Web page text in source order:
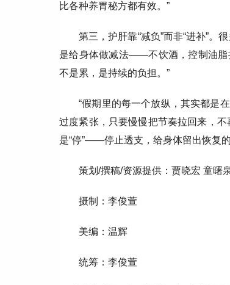
比各种养胃秘方都有效。”
第三，护肝靠“减负”而非“进补”。
是给身体做减法——不饮酒，控制油脂
不是累，是持续的负担。”
“假期里的每一个放纵，其实都是
过度紧张，只要慢慢把节奏拉回来，
是“停”——停止透支，给身体留出恢复的
策划/撰稿/资源提供：贾晓宏 童曙
摄制：李俊萱
美编：温辉
统筹：李俊萱